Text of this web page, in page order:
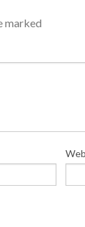
marked